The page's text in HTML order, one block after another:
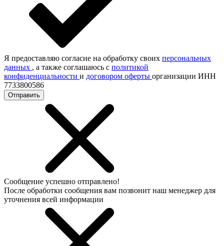
Я предоставляю согласие на обработку своих персональных
данных , а также соглашаюсь с политикой
конфиденциальности и договором оферты организации ИНН
7733800586
Отправить
Сообщение успешно отправлено!
После обработки сообщения вам позвонит наш менеджер для
уточнения всей информации